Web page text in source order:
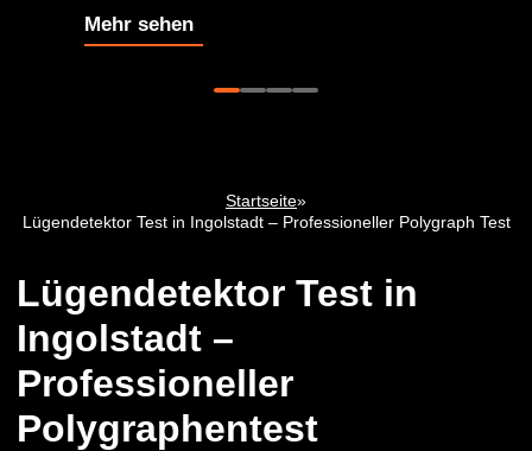
Mehr sehen
Startseite»
Lügendetektor Test in Ingolstadt – Professioneller Polygraph Test
Lügendetektor Test in
Ingolstadt –
Professioneller
Polygraphentest